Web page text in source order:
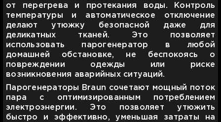
от перегрева и протекания воды. Контроль
температуры и автоматическое отключение
делают утюжку безопасной даже для
деликатных тканей. Это позволяет
использовать парогенератор в любой
домашней обстановке, не беспокоясь о
повреждении одежды или риске
возникновения аварийных ситуаций.
Парогенераторы Braun сочетают мощный поток
пара с оптимизированным потреблением
электроэнергии. Это позволяет утюжить
быстро и эффективно, уменьшая затраты на